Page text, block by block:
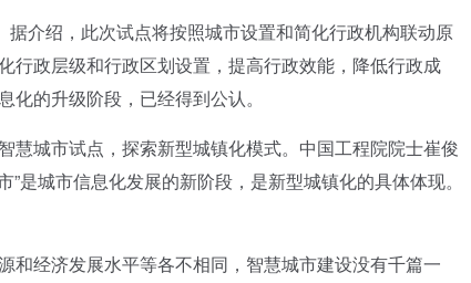
介绍，此次试点将按照城市设置和简化行政机构联动原
行政层级和行政区划设置，提高行政效能，降低行政成
的升级阶段，已经得到公认。
城市试点，探索新型城镇化模式。中国工程院院士崔俊
是城市信息化发展的新阶段，是新型城镇化的具体体现。
经济发展水平等各不相同，智慧城市建设没有千篇一